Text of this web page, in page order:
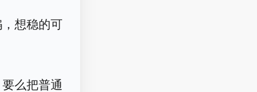
想稳的可
么把普通